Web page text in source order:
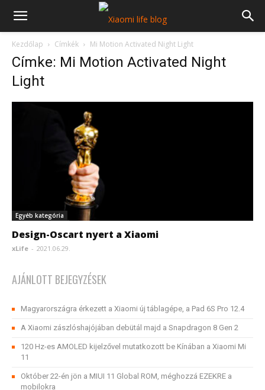
Kezdőlap Címkék Mi Motion Activated Night Light
Címke: Mi Motion Activated Night
Light
Egyéb kategória
Design-Oscart nyert a Xiaomi
xLife - 2021.06.29.
AJÁNLOTT BEJEGYZÉSEK
Magyarországra érkezett a Xiaomi új táblagépe, a Pad 6S Pro 12.4
A Xiaomi zászlóshajójában debütál majd a Snapdragon 8 Gen 2
120 Hz-es AMOLED kijelzővel mutatkozott be Kínában a Xiaomi Mi
11
Október 22-én jön a MIUI 11 Global ROM, méghozzá EZEKRE a
mobilokra